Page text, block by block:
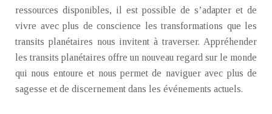
ressources disponibles, il est possible de s’adapter et de
vivre avec plus de conscience les transformations que les
transits planétaires nous invitent à traverser. Appréhender
les transits planétaires offre un nouveau regard sur le monde
qui nous entoure et nous permet de naviguer avec plus de
sagesse et de discernement dans les événements actuels.